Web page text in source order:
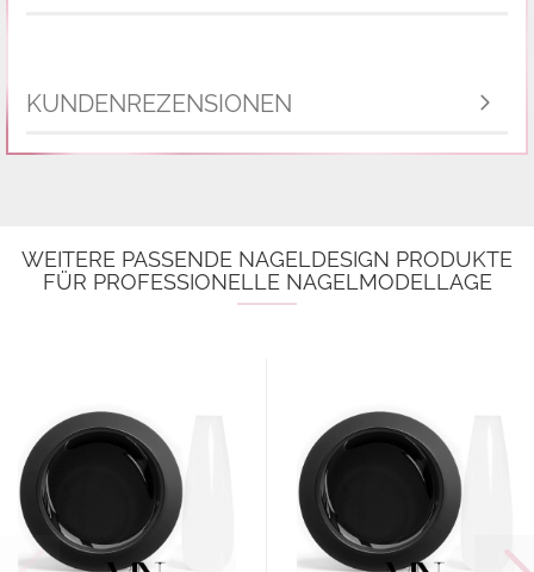
KUNDENREZENSIONEN
WEITERE PASSENDE NAGELDESIGN PRODUKTE
FÜR PROFESSIONELLE NAGELMODELLAGE